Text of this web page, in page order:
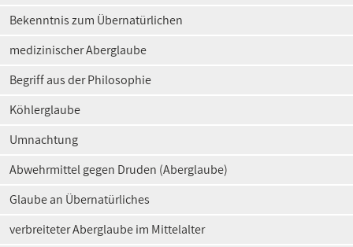
Bekenntnis zum Übernatürlichen
medizinischer Aberglaube
Begriff aus der Philosophie
Köhlerglaube
Umnachtung
Abwehrmittel gegen Druden (Aberglaube)
Glaube an Übernatürliches
verbreiteter Aberglaube im Mittelalter